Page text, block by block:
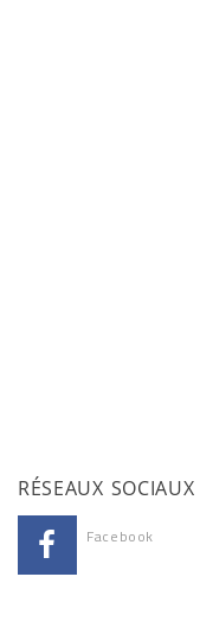
RÉSEAUX SOCIAUX
Facebook